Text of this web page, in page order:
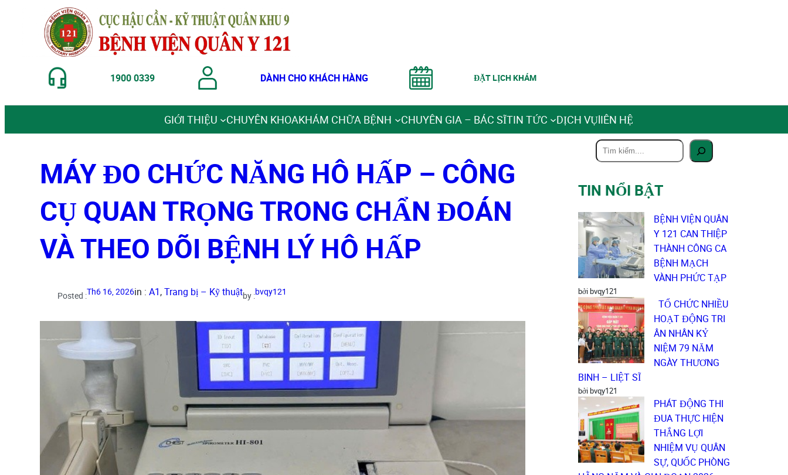
1900 0339 DÀNH CHO KHÁCH HÀNG ĐẶT LỊCH KHÁM
GIỚI THIỆU CHUYÊN KHOAKHÁM CHỮA BỆNH CHUYÊN GIA – BÁC SĨTIN TỨC DỊCH VỤlIÊN HỆ
MÁY ĐO CHỨC NĂNG HÔ HẤP – CÔNG
CỤ QUAN TRỌNG TRONG CHẨN ĐOÁN
VÀ THEO DÕI BỆNH LÝ HÔ HẤP
Posted :Th6 16, 2026in : A1, Trang bị – Kỹ thuậtby :bvqy121
T
ì
k
ế
m
TIN NỔI BẬT
BỆNH VIỆN QUÂN
Y 121 CAN THIỆP
THÀNH CÔNG CA
BỆNH MẠCH
VÀNH PHỨC TẠP
bởi bvqy121
TỔ CHỨC NHIỀU
HOẠT ĐỘNG TRI
ÂN NHÂN KỶ
NIỆM 79 NĂM
NGÀY THƯƠNG
BINH – LIỆT SĨ
bởi bvqy121
PHÁT ĐỘNG THI
ĐUA THỰC HIỆN
THẮNG LỢI
NHIỆM VỤ QUÂN
SỰ, QUỐC PHÒNG